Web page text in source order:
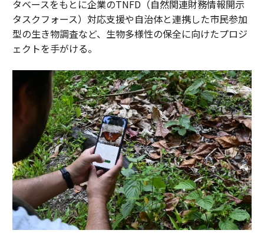
タベースをもとに企業のTNFD（自然関連財務情報開示
タスクフォース）対応支援や自治体と連携した市民参加
型の生き物調査など、生物多様性の保全に向けたプロジ
ェクトを手がける。